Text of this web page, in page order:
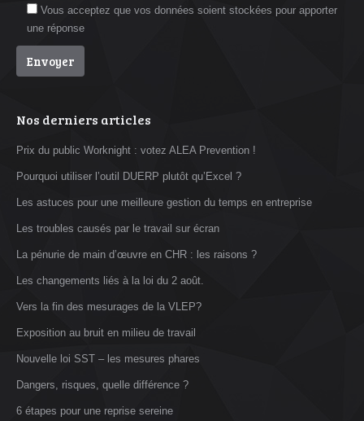
Vous acceptez que vos données soient stockées pour apporter
une réponse
Nos derniers articles
Prix du public Worknight : votez ALEA Prevention !
Pourquoi utiliser l’outil DUERP plutôt qu’Excel ?
Les astuces pour une meilleure gestion du temps en entreprise
Les troubles causés par le travail sur écran
La pénurie de main d’œuvre en CHR : les raisons ?
Les changements liés à la loi du 2 août.
Vers la fin des mesurages de la VLEP?
Exposition au bruit en milieu de travail
Nouvelle loi SST – les mesures phares
Dangers, risques, quelle différence ?
6 étapes pour une reprise sereine